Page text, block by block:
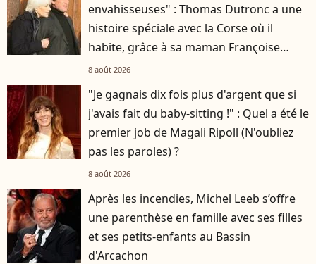
envahisseuses" : Thomas Dutronc a une
histoire spéciale avec la Corse où il
habite, grâce à sa maman Françoise
Hardy
8 août 2026
"Je gagnais dix fois plus d'argent que si
j'avais fait du baby-sitting !" : Quel a été le
premier job de Magali Ripoll (N'oubliez
pas les paroles) ?
8 août 2026
Après les incendies, Michel Leeb s’offre
une parenthèse en famille avec ses filles
et ses petits-enfants au Bassin
d'Arcachon